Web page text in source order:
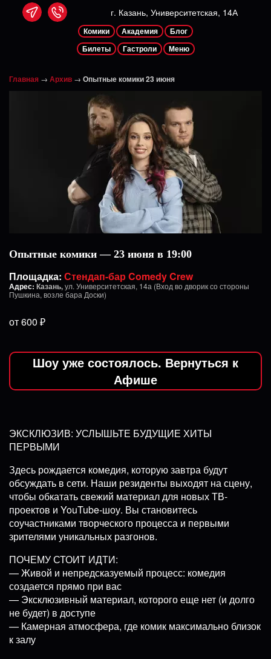
г. Казань, Университетская, 14А
Комики Академия
Блог
Билеты
Гастроли Меню
Главная → Архив → Опытные комики 23 июня
Опытные комики — 23 июня в 19:00
Площадка: Стендап-бар Comedy Crew
Адрес: Казань,ул. Университетская, 14а (Вход во дворик со стороны
Пушкина, возле бара Доски)
от 600 ₽
Шоу уже состоялось. Вернуться к
Афише
ЭКСКЛЮЗИВ: УСЛЫШЬТЕ БУДУЩИЕ ХИТЫ
ПЕРВЫМИ
Здесь рождается комедия, которую завтра будут
обсуждать в сети. Наши резиденты выходят на сцену,
чтобы обкатать свежий материал для новых ТВ-
проектов и YouTube-шоу. Вы становитесь
соучастниками творческого процесса и первыми
зрителями уникальных разгонов.
ПОЧЕМУ СТОИТ ИДТИ:
— Живой и непредсказуемый процесс: комедия
создается прямо при вас
— Эксклюзивный материал, которого еще нет (и долго
не будет) в доступе
— Камерная атмосфера, где комик максимально близок
к залу